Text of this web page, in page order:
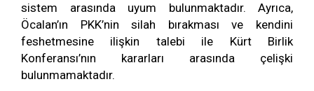
sistem arasında uyum bulunmaktadır. Ayrıca,
Öcalan’ın PKK’nin silah bırakması ve kendini
feshetmesine ilişkin talebi ile Kürt Birlik
Konferansı’nın kararları arasında çelişki
bulunmamaktadır.